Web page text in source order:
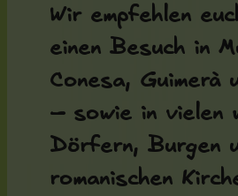
Wir empfehlen
einen Besuch in
Conesa, Guimerà
– sowie in vielen
Dörfern, Burgen
romanischen